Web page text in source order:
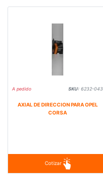
A pedido SKU: 6232-043
AXIAL DE DIRECCION PARA OPEL
CORSA
Cotizar